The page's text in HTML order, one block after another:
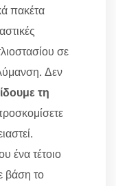
πακέτα
σε
Δεν
τη
ένα τέτοιο
βάση το